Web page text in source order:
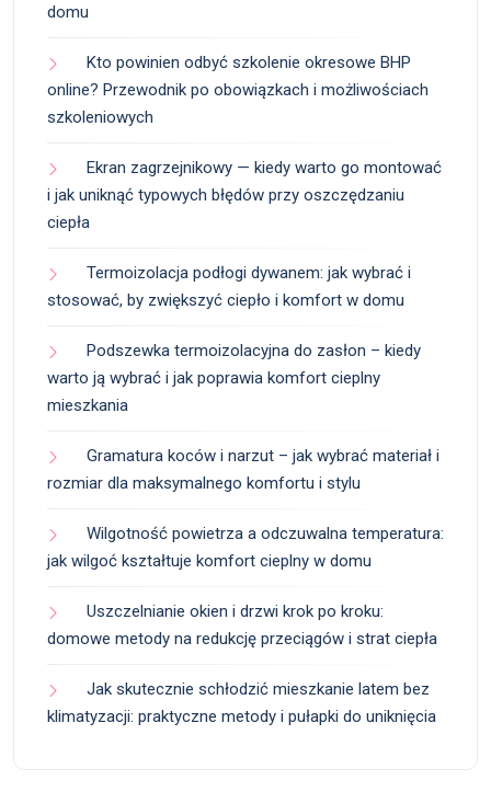
domu
Kto powinien odbyć szkolenie okresowe BHP
online? Przewodnik po obowiązkach i możliwościach
szkoleniowych
Ekran zagrzejnikowy — kiedy warto go montować
i jak uniknąć typowych błędów przy oszczędzaniu
ciepła
Termoizolacja podłogi dywanem: jak wybrać i
stosować, by zwiększyć ciepło i komfort w domu
Podszewka termoizolacyjna do zasłon – kiedy
warto ją wybrać i jak poprawia komfort cieplny
mieszkania
Gramatura koców i narzut – jak wybrać materiał i
rozmiar dla maksymalnego komfortu i stylu
Wilgotność powietrza a odczuwalna temperatura:
jak wilgoć kształtuje komfort cieplny w domu
Uszczelnianie okien i drzwi krok po kroku:
domowe metody na redukcję przeciągów i strat ciepła
Jak skutecznie schłodzić mieszkanie latem bez
klimatyzacji: praktyczne metody i pułapki do uniknięcia